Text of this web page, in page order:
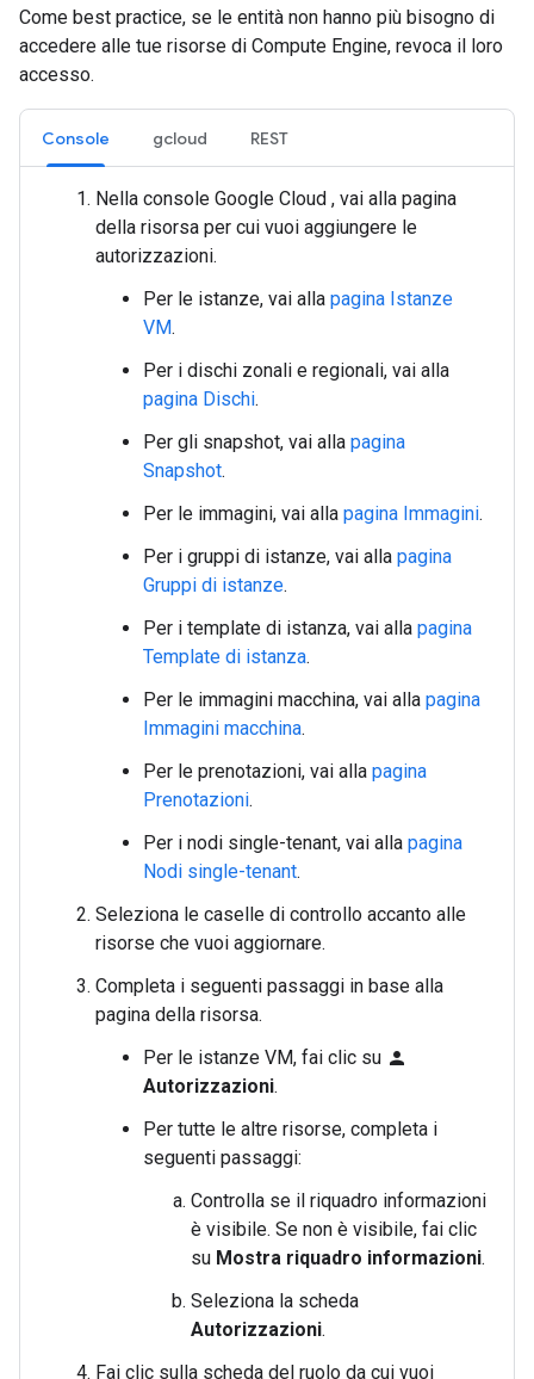
Come best practice, se le entità non hanno più bisogno di
accedere alle tue risorse di Compute Engine, revoca il loro
accesso.
Console gcloud REST
Nella console Google Cloud , vai alla pagina
della risorsa per cui vuoi aggiungere le
autorizzazioni.
Per le istanze, vai alla pagina Istanze
VM.
Per i dischi zonali e regionali, vai alla
pagina Dischi.
Per gli snapshot, vai alla pagina
Snapshot.
Per le immagini, vai alla pagina Immagini.
Per i gruppi di istanze, vai alla pagina
Gruppi di istanze.
Per i template di istanza, vai alla pagina
Template di istanza.
Per le immagini macchina, vai alla pagina
Immagini macchina.
Per le prenotazioni, vai alla pagina
Prenotazioni.
Per i nodi single-tenant, vai alla pagina
Nodi single-tenant.
Seleziona le caselle di controllo accanto alle
risorse che vuoi aggiornare.
Completa i seguenti passaggi in base alla
pagina della risorsa.
Per le istanze VM, fai clic su person
Autorizzazioni.
Per tutte le altre risorse, completa i
seguenti passaggi:
Controlla se il riquadro informazioni
è visibile. Se non è visibile, fai clic
su Mostra riquadro informazioni.
Seleziona la scheda
Autorizzazioni.
Fai clic sulla scheda del ruolo da cui vuoi